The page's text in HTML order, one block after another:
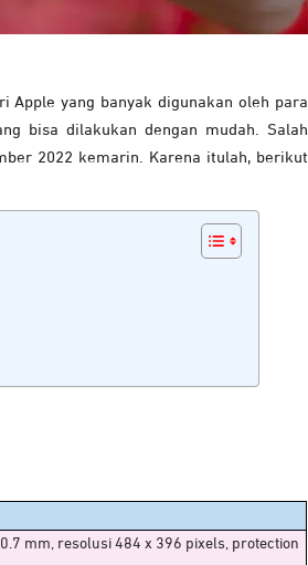
yang banyak digunakan oleh para
bisa dilakukan dengan mudah. Salah
2022 kemarin. Karena itulah, berikut
mm, resolusi 484 x 396 pixels, protection